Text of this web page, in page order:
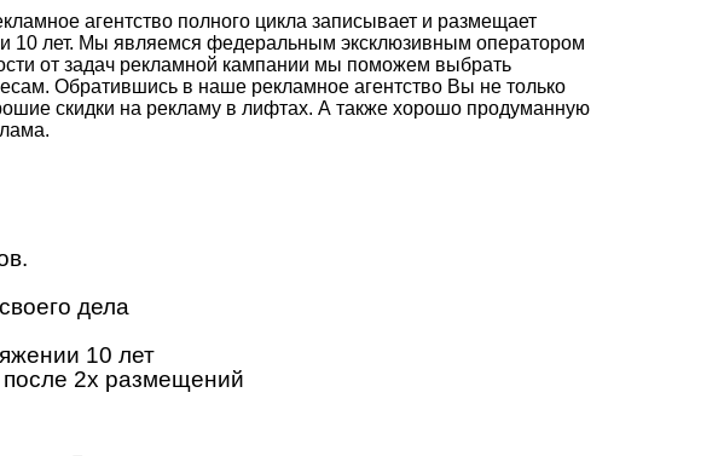
агентство полного цикла записывает и размещает
10 лет. Мы являемся федеральным эксклюзивным оператором
от задач рекламной кампании мы поможем выбрать
Обратившись в наше рекламное агентство Вы не только
скидки на рекламу в лифтах. А также хорошо продуманную
дела
10 лет
2х размещений